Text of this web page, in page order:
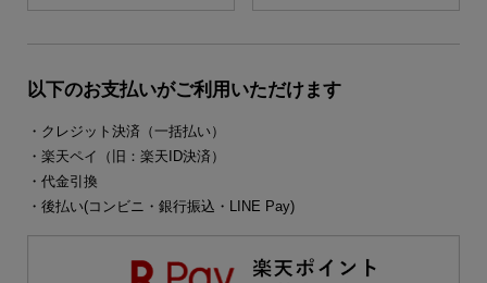
以下のお支払いがご利用いただけます
・クレジット決済（一括払い）
・楽天ペイ（旧：楽天ID決済）
・代金引換
・後払い(コンビニ・銀行振込・LINE Pay)